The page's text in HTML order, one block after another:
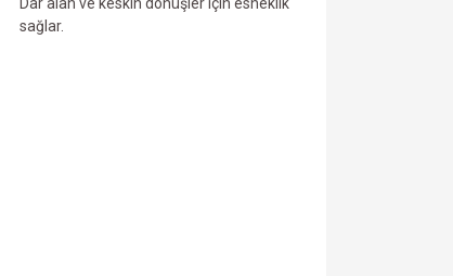
Dar alan ve keskin dönüşler için esneklik
sağlar.